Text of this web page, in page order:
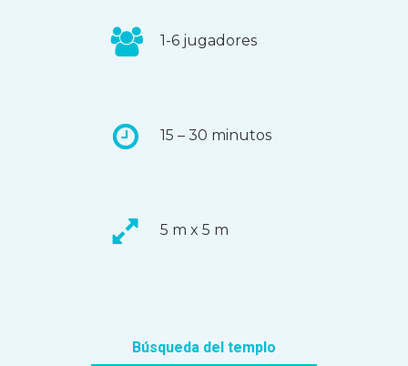
1-6 jugadores
15 – 30 minutos
5 m x 5 m
Búsqueda del templo